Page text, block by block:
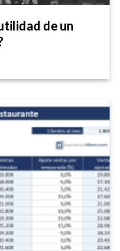
de un